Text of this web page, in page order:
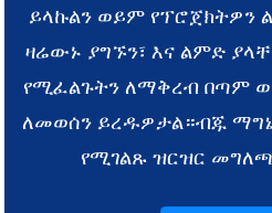
ይላኩልን ወይም የፕሮጀክትዎን
ዛሬውኑ ያግኙን፣ እና ልምድ
የሚፈልጉትን ለማቅረብ በጣም
ለመወሰን ይረዱዎታል።ብጁ
የሚገልጹ ዝርዝር